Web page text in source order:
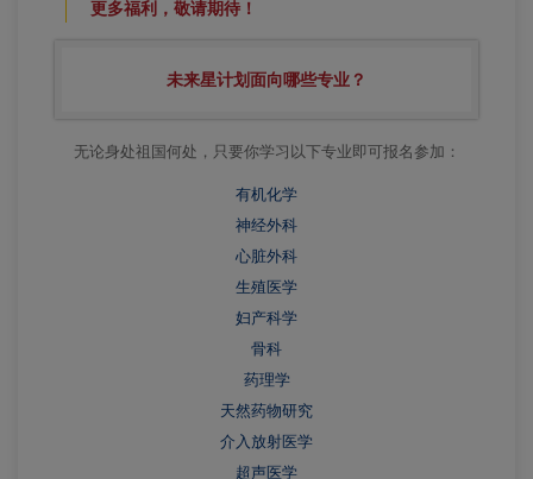
更多福利，敬请期待！
未来星计划面向哪些专业？
无论身处祖国何处，只要你学习以下专业即可报名参加：
有机化学
神经外科
心脏外科
生殖医学
妇产科学
骨科
药理学
天然药物研究
介入放射医学
超声医学